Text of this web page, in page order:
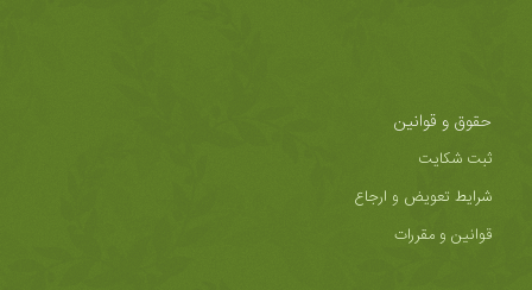
حقوق و قوانین
ثبت شکایت
شرایط تعویض و ارجاع
قوانین و مقررات